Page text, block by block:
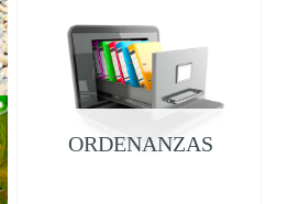
ORDENANZAS